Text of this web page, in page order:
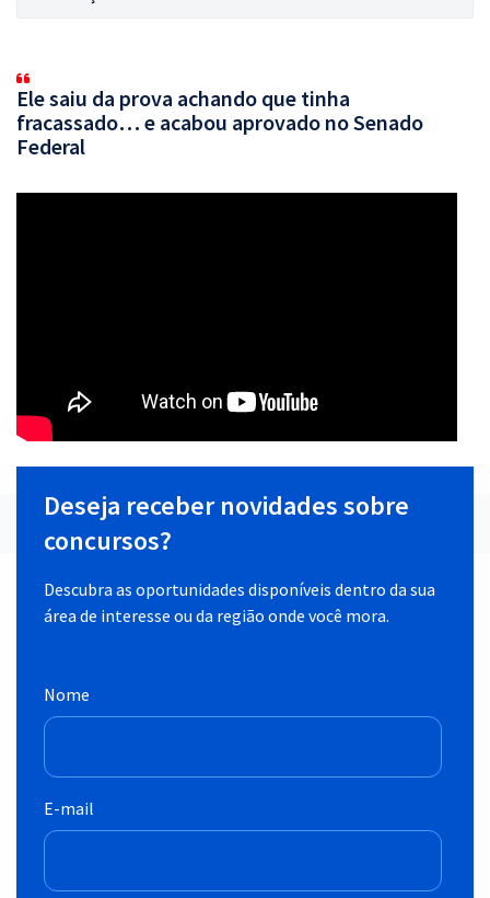
Ele saiu da prova achando que tinha
fracassado… e acabou aprovado no Senado
Federal
Deseja receber novidades sobre
concursos?
Descubra as oportunidades disponíveis dentro da sua
área de interesse ou da região onde você mora.
Nome
E-mail